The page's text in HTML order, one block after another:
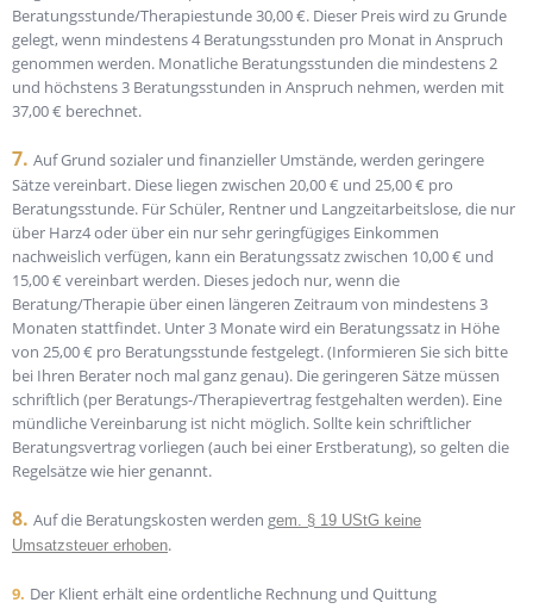
Beratungsstunde/Therapiestunde 30,00 €. Dieser Preis wird zu Grunde
gelegt, wenn mindestens 4 Beratungsstunden pro Monat in Anspruch
genommen werden. Monatliche Beratungsstunden die mindestens 2
und höchstens 3 Beratungsstunden in Anspruch nehmen, werden mit
37,00 € berechnet.
7. Auf Grund sozialer und finanzieller Umstände, werden geringere
Sätze vereinbart. Diese liegen zwischen 20,00 € und 25,00 € pro
Beratungsstunde. Für Schüler, Rentner und Langzeitarbeitslose, die nur
über Harz4 oder über ein nur sehr geringfügiges Einkommen
nachweislich verfügen, kann ein Beratungssatz zwischen 10,00 € und
15,00 € vereinbart werden. Dieses jedoch nur, wenn die
Beratung/Therapie über einen längeren Zeitraum von mindestens 3
Monaten stattfindet. Unter 3 Monate wird ein Beratungssatz in Höhe
von 25,00 € pro Beratungsstunde festgelegt. (Informieren Sie sich bitte
bei Ihren Berater noch mal ganz genau). Die geringeren Sätze müssen
schriftlich (per Beratungs-/Therapievertrag festgehalten werden). Eine
mündliche Vereinbarung ist nicht möglich. Sollte kein schriftlicher
Beratungsvertrag vorliegen (auch bei einer Erstberatung), so gelten die
Regelsätze wie hier genannt.
8. Auf die Beratungskosten werden gem. § 19 UStG keine
Umsatzsteuer erhoben.
9. Der Klient erhält eine ordentliche Rechnung und Quittung